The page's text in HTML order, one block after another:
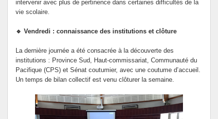
intervenir avec plus de pertinence dans certaines difficultés de la
vie scolaire.
🔹 Vendredi : connaissance des institutions et clôture
La dernière journée a été consacrée à la découverte des
institutions : Province Sud, Haut-commissariat, Communauté du
Pacifique (CPS) et Sénat coutumier, avec une coutume d’accueil.
Un temps de bilan collectif est venu clôturer la semaine.